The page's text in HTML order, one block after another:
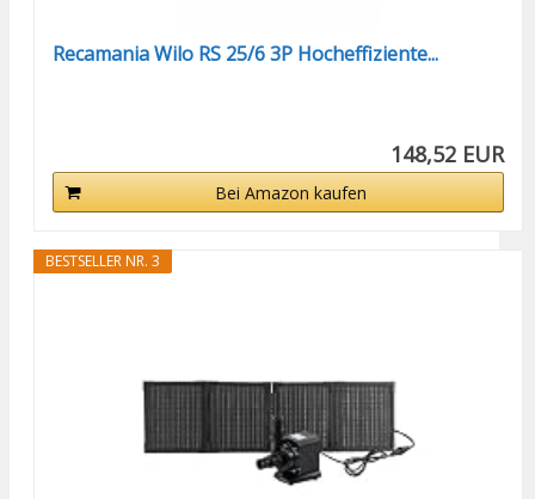
Recamania Wilo RS 25/6 3P Hocheffiziente...
148,52 EUR
Bei Amazon kaufen
BESTSELLER NR. 3